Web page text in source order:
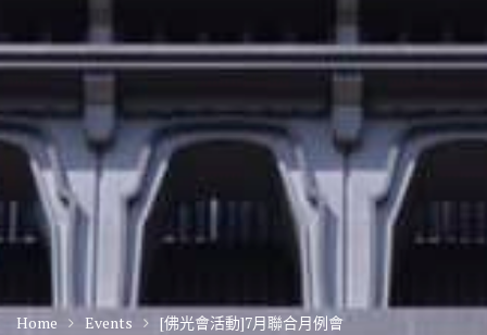
Home Events [佛光會活動]7月聯合月例會